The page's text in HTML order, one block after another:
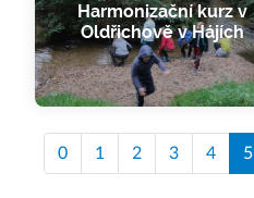
Harmonizační kurz v
Oldřichově v Hájích
0 1 2 3 4 5